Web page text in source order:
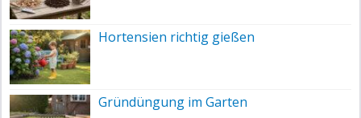
Hortensien richtig gießen
Gründüngung im Garten